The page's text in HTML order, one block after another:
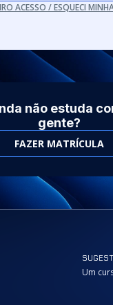
ACESSO / ESQUECI
não estuda
gente?
FAZER MATRÍCULA
Um